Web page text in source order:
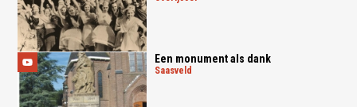
Een monument als dank
saasveld